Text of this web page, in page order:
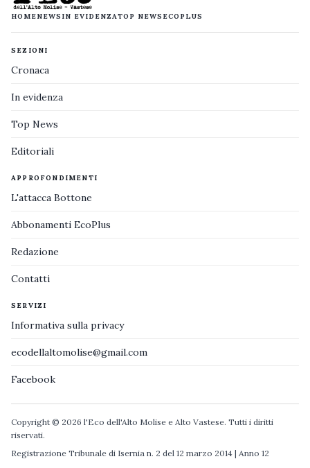
HOMENEWS IN EVIDENZATOP NEWS ECOPLUS
SEZIONI
Cronaca
In evidenza
Top News
Editoriali
APPROFONDIMENTI
L'attacca Bottone
Abbonamenti EcoPlus
Redazione
Contatti
SERVIZI
Informativa sulla privacy
ecodellaltomolise@gmail.com
Facebook
Copyright © 2026 l'Eco dell'Alto Molise e Alto Vastese. Tutti i diritti
riservati.
Registrazione Tribunale di Isernia n. 2 del 12 marzo 2014 | Anno 12